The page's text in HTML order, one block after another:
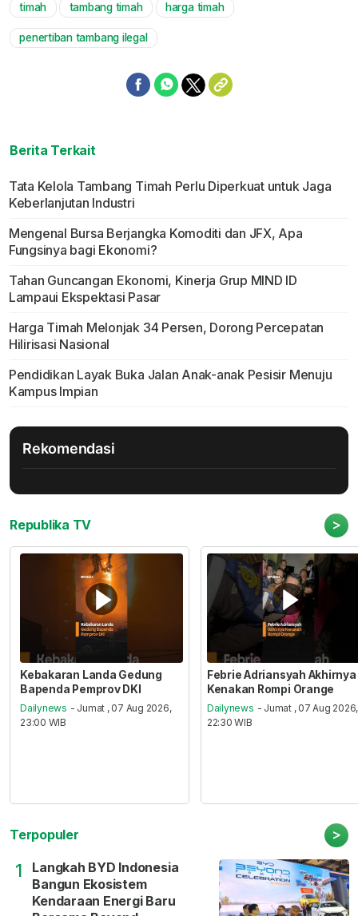
timah tambang timah harga timah
penertiban tambang ilegal
Berita Terkait
Tata Kelola Tambang Timah Perlu Diperkuat untuk Jaga
Keberlanjutan Industri
Mengenal Bursa Berjangka Komoditi dan JFX, Apa
Fungsinya bagi Ekonomi?
Tahan Guncangan Ekonomi, Kinerja Grup MIND ID
Lampaui Ekspektasi Pasar
Harga Timah Melonjak 34 Persen, Dorong Percepatan
Hilirisasi Nasional
Pendidikan Layak Buka Jalan Anak-anak Pesisir Menuju
Kampus Impian
Rekomendasi
Republika TV >
Kebakaran Landa Gedung
Bapenda Pemprov DKI
Dailynews - Jumat , 07 Aug 2026,
23:00 WIB
Febrie Adriansyah Akhirnya
Kenakan Rompi Orange
Dailynews - Jumat , 07 Aug 2026,
22:30 WIB
Terpopuler >
1
Langkah BYD Indonesia
Bangun Ekosistem
Kendaraan Energi Baru